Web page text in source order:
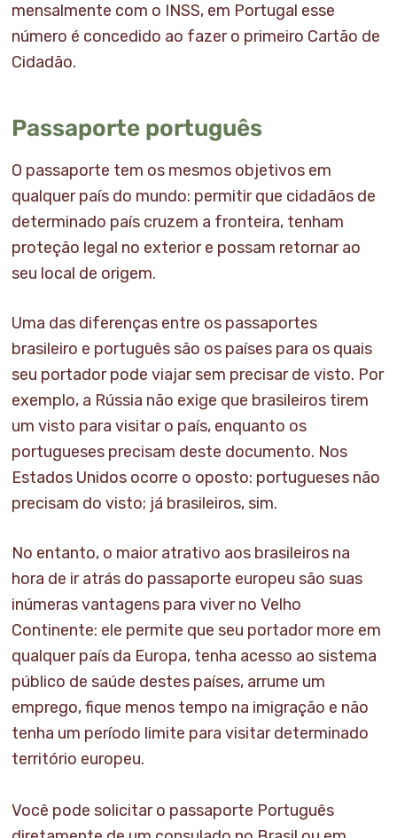
mensalmente com o INSS, em Portugal esse
número é concedido ao fazer o primeiro Cartão de
Cidadão.
Passaporte português
O passaporte tem os mesmos objetivos em
qualquer país do mundo: permitir que cidadãos de
determinado país cruzem a fronteira, tenham
proteção legal no exterior e possam retornar ao
seu local de origem.
Uma das diferenças entre os passaportes
brasileiro e português são os países para os quais
seu portador pode viajar sem precisar de visto. Por
exemplo, a Rússia não exige que brasileiros tirem
um visto para visitar o país, enquanto os
portugueses precisam deste documento. Nos
Estados Unidos ocorre o oposto: portugueses não
precisam do visto; já brasileiros, sim.
No entanto, o maior atrativo aos brasileiros na
hora de ir atrás do passaporte europeu são suas
inúmeras vantagens para viver no Velho
Continente: ele permite que seu portador more em
qualquer país da Europa, tenha acesso ao sistema
público de saúde destes países, arrume um
emprego, fique menos tempo na imigração e não
tenha um período limite para visitar determinado
território europeu.
Você pode solicitar o passaporte Português